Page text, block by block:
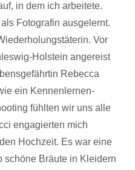
in dem ich arbeitete.
Fotografin ausgelernt.
Vor
Holstein angereist
Rebecca
ein Kennenlernen-
fühlten wir uns alle
engagierten mich
Hochzeit. Es war eine
schöne Bräute in Kleidern